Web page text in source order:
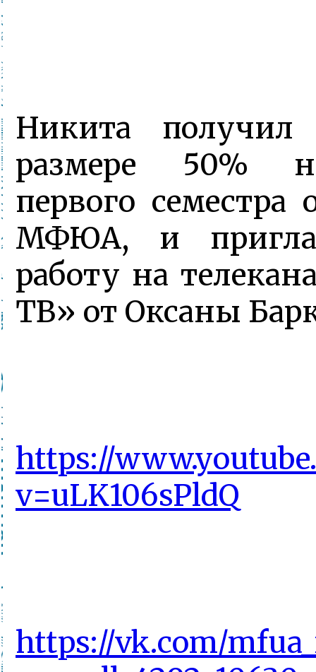
Никита
размере 50%
первого семестра
МФЮА, и
работу на
ТВ» от Оксаны
https://
v=uLK106sPldQ
https://vk.com/